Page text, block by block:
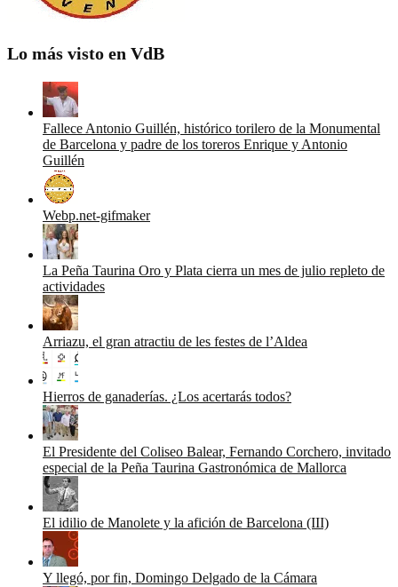
Lo más visto en VdB
Fallece Antonio Guillén, histórico torilero de la Monumental
de Barcelona y padre de los toreros Enrique y Antonio
Guillén
Webp.net-gifmaker
La Peña Taurina Oro y Plata cierra un mes de julio repleto de
actividades
Arriazu, el gran atractiu de les festes de l’Aldea
Hierros de ganaderías. ¿Los acertarás todos?
El Presidente del Coliseo Balear, Fernando Corchero, invitado
especial de la Peña Taurina Gastronómica de Mallorca
El idilio de Manolete y la afición de Barcelona (III)
Y llegó, por fin, Domingo Delgado de la Cámara